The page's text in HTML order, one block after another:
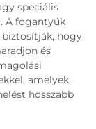
speciális
A fogantyúk
biztosítják, hogy
és
amelyek
hosszabb